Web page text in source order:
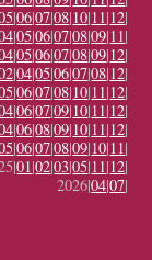
|06|07|08|10|11|12|
|05|06|07|08|09|11|
|05|06|07|08|09|12|
|04|05|06|07|08|12|
|06|07|08|10|11|12|
|06|07|09|10|11|12|
|06|08|09|10|11|12|
|06|07|08|09|10|11|
01|02|03|05|11|12|
2026|04|07|